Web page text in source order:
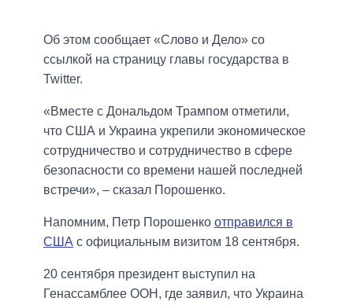
Об этом сообщает «Слово и Дело» со
ссылкой на страницу главы государства в
Twitter.
«Вместе с Дональдом Трампом отметили,
что США и Украина укрепили экономическое
сотрудничество и сотрудничество в сфере
безопасности со времени нашей последней
встречи», – сказал Порошенко.
Напомним, Петр Порошенко отправился в
США с официальным визитом 18 сентября.
20 сентября президент выступил на
Генассамблее ООН, где заявил, что Украина